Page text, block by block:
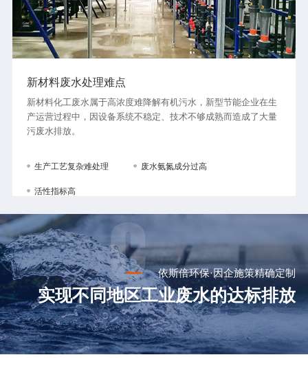
新材料废水处理难点
新材料化工废水属于高浓度难降解有机污水，新型节能企业在生
产运营过程中，因设备系统不稳定、技术不够成熟而造成了大量
污废水排放。
生产工艺复杂难处理 废水氨氮成分过高
活性指标高
依斯倍环保·因企施策精确定制
实现不同地区工业废水的达标排放